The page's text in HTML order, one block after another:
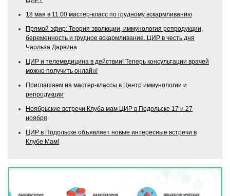
18 мая в 11.00 мастер-класс по грудному вскармливанию
Прямой эфир: Теория эволюции, иммунология репродукции,
беременность и грудное вскармливание. ЦИР в честь дня
Чарльза Дарвина
ЦИР и телемедицина в действии! Теперь консультации врачей
можно получить онлайн!
Приглашаем на мастер-классы в Центр иммунологии и
репродукции
Ноябрьские встречи Клуба мам ЦИР в Подольске 17 и 27
ноября
ЦИР в Подольске объявляет новые интересные встречи в
Клубе Мам!